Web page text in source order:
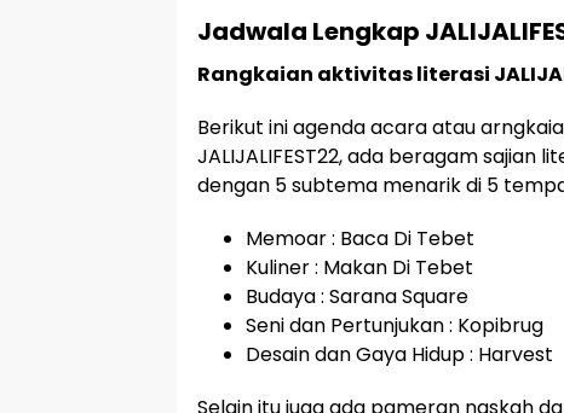
Jadwala Lengkap
Rangkaian aktivitas literasi
Berikut ini agenda acara atau
JALIJALIFEST22, ada beragam sajian
dengan 5 subtema menarik di 5
Memoar : Baca Di Tebet
Kuliner : Makan Di Tebet
Budaya : Sarana Square
Seni dan Pertunjukan : Kopibrug
Desain dan Gaya Hidup : Harvest